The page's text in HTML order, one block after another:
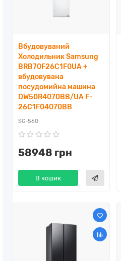
Вбудовуваний
Холодильник Samsung
BRB70F26C1F0UA +
вбудовувана
посудомийна машина
DW50R4070BB/UA F-
26C1F04070BB
SG-560
58948 грн
В кошик